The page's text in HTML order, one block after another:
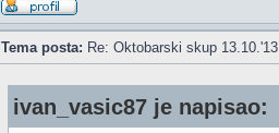
Tema posta: Re: Oktobarski skup
ivan_vasic87 je napisao: